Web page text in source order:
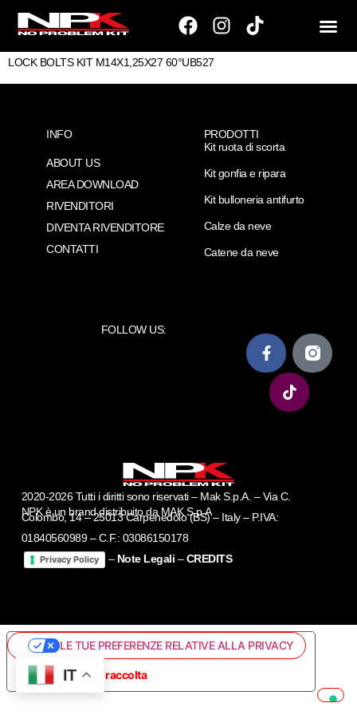
LOCK BOLTS KIT M14X1,25X27 60°UB527
NPK è un brand distribuito da MAK S.p.A
2020-2026 Tutti i diritti sono riservati – Mak S.p.A. – Via C.
Colombo, 14 – 25013 Carpenedolo (BS) – Italy – P.IVA:
01840560989 – C.F.: 03086150178
Privacy Policy – Note Legali –CREDITS
INFO
ABOUT US
AREA DOWNLOAD
RIVENDITORI
DIVENTA RIVENDITORE
CONTATTI
PRODOTTI
Kit ruota di scorta
Kit gonfia e ripara
Kit bulloneria antifurto
Calze da neve
Catene da neve
FOLLOW US:
IT
Informativa sulla raccolta
LE TUE PREFERENZE RELATIVE ALLA PRIVACY